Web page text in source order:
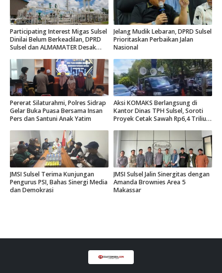
Participating Interest Migas Sulsel
Dinilai Belum Berkeadilan, DPRD
Sulsel dan ALMAMATER Desak
Jelang Mudik Lebaran, DPRD Sulsel
Prioritaskan Perbaikan Jalan
Nasional
Pererat Silaturahmi, Polres Sidrap
Gelar Buka Puasa Bersama Insan
Pers dan Santuni Anak Yatim
Aksi KOMAKS Berlangsung di
Kantor Dinas TPH Sulsel, Soroti
Proyek Cetak Sawah Rp6,4 Triliun
JMSI Sulsel Terima Kunjungan
Pengurus PSI, Bahas Sinergi Media
dan Demokrasi
JMSI Sulsel Jalin Sinergitas dengan
Amanda Brownies Area 5
Makassar